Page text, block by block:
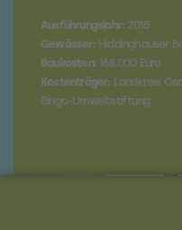
Ausführungsjahr: 2015
Gewässer: Hiddinghauser
Baukosten: 168.000 Euro
Kostenträger: Landkreis
Bingo-Umweltstiftung